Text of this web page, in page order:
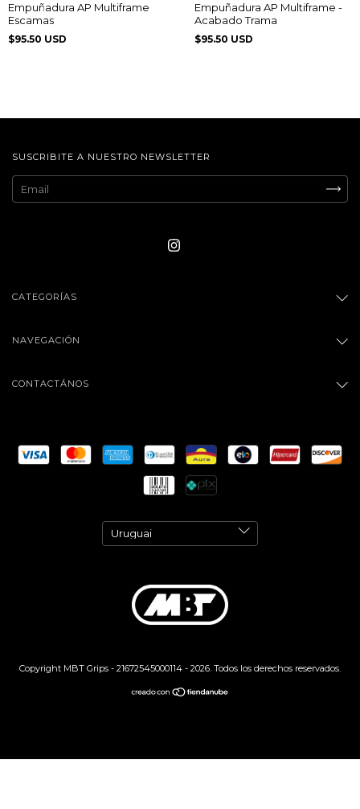
Empuñadura AP Multiframe
Escamas
$95.50 USD
Empuñadura AP Multiframe -
Acabado Trama
$95.50 USD
SUSCRIBITE A NUESTRO NEWSLETTER
CATEGORÍAS
NAVEGACIÓN
CONTACTÁNOS
Copyright MBT Grips - 21672545000114 - 2026. Todos los derechos reservados.